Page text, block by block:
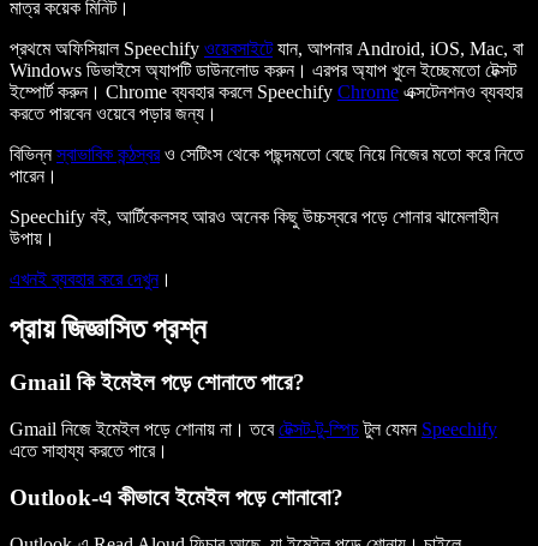
মাত্র কয়েক মিনিট।
প্রথমে অফিসিয়াল Speechify ওয়েবসাইটেযান, আপনার Android, iOS, Mac, বা
Windows ডিভাইসে অ্যাপটি ডাউনলোড করুন। এরপর অ্যাপ খুলে ইচ্ছেমতো টেক্সট
ইম্পোর্ট করুন। Chrome ব্যবহার করলে Speechify Chrome এক্সটেনশনও ব্যবহার
করতে পারবেন ওয়েবে পড়ার জন্য।
বিভিন্নস্বাভাবিক কন্ঠস্বরও সেটিংস থেকে পছন্দমতো বেছে নিয়ে নিজের মতো করে নিতে
পারেন।
Speechify বই, আর্টিকেলসহ আরও অনেক কিছু উচ্চস্বরে পড়ে শোনার ঝামেলাহীন
উপায়।
এখনই ব্যবহার করে দেখুন।
প্রায় জিজ্ঞাসিত প্রশ্ন
Gmail কি ইমেইল পড়ে শোনাতে পারে?
Gmail নিজে ইমেইল পড়ে শোনায় না। তবেটেক্সট-টু-স্পিচটুল যেমন Speechify
এতে সাহায্য করতে পারে।
Outlook-এ কীভাবে ইমেইল পড়ে শোনাবো?